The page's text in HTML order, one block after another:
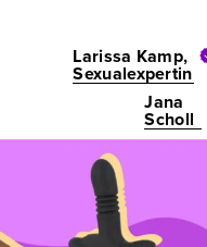
Larissa Kamp,
Sexualexpertin
Jana
Scholl